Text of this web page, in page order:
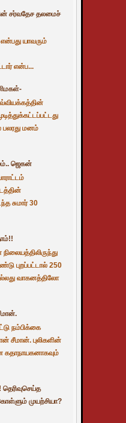
சர்வதேச தலமைச்
யாவரும்
என்ப...
மனம்
ஜெகன்
சுமார் 30
புறப்பட்டால் 250
வாகனத்திலோ
நம்பிக்கை
சீமான். புலிகளின்
கதாநாயகனாகவும்
முயற்சியா?